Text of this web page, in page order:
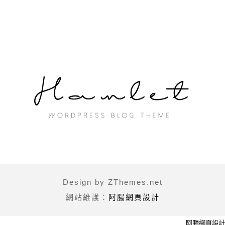
Design by ZThemes.net
網站維護： 阿腸網頁設計
阿腸網頁設計